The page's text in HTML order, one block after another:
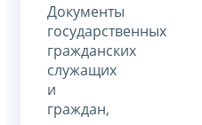
Документы
государственных
гражданских
служащих
и
граждан,